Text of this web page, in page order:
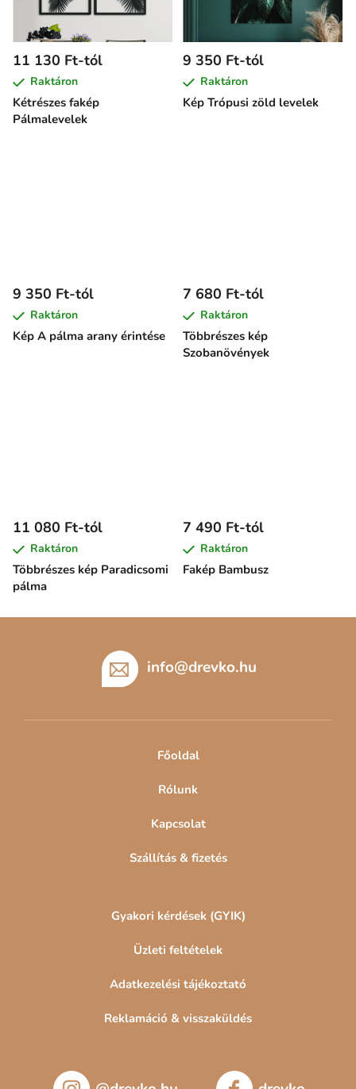
Kétrészes fakép
Pálmalevelek
11 130 Ft-tól
Raktáron
Kép Trópusi zöld levelek
9 350 Ft-tól
Raktáron
Kép A pálma arany érintése
9 350 Ft-tól
Raktáron
Többrészes kép
Szobanövények
7 680 Ft-tól
Raktáron
Többrészes kép Paradicsomi
pálma
11 080 Ft-tól
Raktáron
Fakép Bambusz
7 490 Ft-tól
Raktáron
info@drevko.hu
Főoldal
Rólunk
Kapcsolat
Szállítás & fizetés
Gyakori kérdések (GYIK)
Üzleti feltételek
Adatkezelési tájékoztató
Reklamáció & visszaküldés